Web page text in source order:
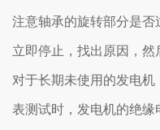
注意轴承的旋转部分是
立即停止，找出原因，然
对于长期未使用的发电
表测试时，发电机的绝